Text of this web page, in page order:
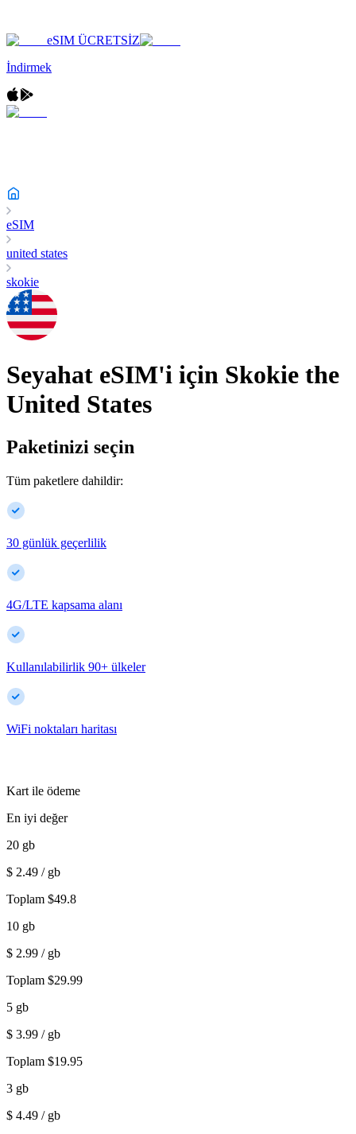
eSIM ÜCRETSİZ
İndirmek
eSIM
united states
skokie
Seyahat eSIM'i için Skokie the
United States
Paketinizi seçin
Tüm paketlere dahildir:
30 günlük geçerlilik
4G/LTE kapsama alanı
Kullanılabilirlik 90+ ülkeler
WiFi noktaları haritası
Kart ile ödeme
En iyi değer
20 gb
$ 2.49 / gb
Toplam $49.8
10 gb
$ 2.99 / gb
Toplam $29.99
5 gb
$ 3.99 / gb
Toplam $19.95
3 gb
$ 4.49 / gb